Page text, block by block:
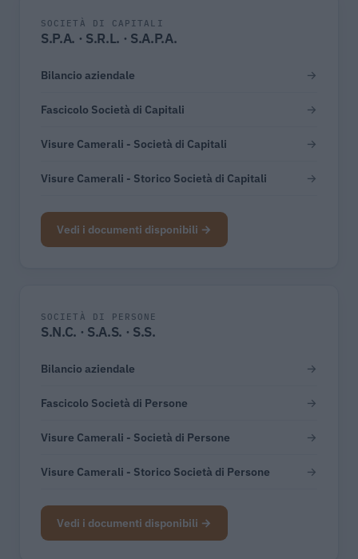
SOCIETÀ DI CAPITALI
S.P.A. · S.R.L. · S.A.P.A.
Bilancio aziendale →
Fascicolo Società di Capitali →
Visure Camerali - Società di Capitali →
Visure Camerali - Storico Società di Capitali →
Vedi i documenti disponibili →
SOCIETÀ DI PERSONE
S.N.C. · S.A.S. · S.S.
Bilancio aziendale →
Fascicolo Società di Persone →
Visure Camerali - Società di Persone →
Visure Camerali - Storico Società di Persone →
Vedi i documenti disponibili →